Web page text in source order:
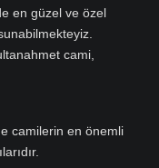
en güzel ve özel
cami,
camilerin en önemli